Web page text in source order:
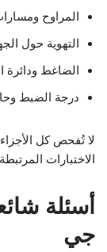
المراوح
التهوية حول
الضاغط ودائرة
درجة الضبط
لا تُفحص كل
الاختبارات
أسئلة
جي